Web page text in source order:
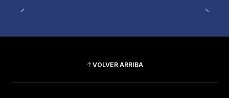
VOLVER ARRIBA